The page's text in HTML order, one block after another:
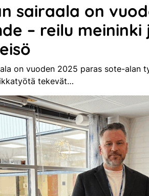
sairaala on
– reilu
on vuoden 2025 paras sote-alan
tekevät…